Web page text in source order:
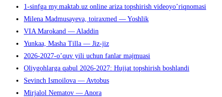
1-sinfga my.maktab.uz online ariza topshirish videoyo’riqnomasi
Milena Madmusayeva, toiraxmed — Yoshlik
VIA Marokand — Aladdin
Yunkaa, Masha Tilla — Jiz-jiz
2026-2027-o’quv yili uchun fanlar majmuasi
Oliygohlarga qabul 2026-2027: Hujjat topshirish boshlandi
Sevinch Ismoilova — Avtobus
Mirjalol Nematov — Anora